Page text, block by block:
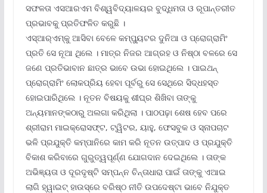
ସଫଳତା ଏସଆରଏମ ବିଶ୍ୱବିଦ୍ୟାଳୟର ବୁଦ୍ଧିମତା ଓ ରୂପାନ୍ତରୀତ
ପ୍ରଭାବକୁ ପ୍ରତିଫଳିତ କରୁଛି ।
ଏସ୍‌ଆର୍‌ଏମ୍‌କୁ ଆସିବା ବେଳେ କମ୍ପ୍ୟୁଟର ଦୁନିଆ ଓ ପ୍ରୋଗ୍ରାମିଂ
ପ୍ରତି ସେ ନୂଆ ଥିଲେ । ମାତ୍ର ନିଜର ଆଗ୍ରହ ଓ ନିଷ୍ଠା ବଳରେ ସେ
ଜଣେ ପ୍ରତିଭାବାନ ଛାତ୍ର ଭାବେ ଉଭା ହୋଇଥିଲେ । ପାଇଥନ୍
ପ୍ରୋଗ୍ରାମିଂ ଲୋକପ୍ରିୟ ହେବା ପୂର୍ବରୁ ସେ ସେଥିରେ ସିଦ୍ଧହସ୍ତ
ହୋଇପାରିଥିଲେ । ନୂତନ ବିଷୟକୁ ଶୀଘ୍ର ଶିଖିବା ତାଙ୍କୁ
ଅନ୍ୟମାନଙ୍କଠାରୁ ଅଲଗା କରିଥିଲା । ପାଠପଢ଼ା ଶେଷ ହେବ ପରେ
ଶ୍ରୀରାମ ମାଇକ୍ରୋସଫ୍‌ଟ, ଟ୍ୱିଟର, ୟାହୁ, ଫେସବୁକ ଓ ସ୍ନାପଚାଟ
ଭଳି ପ୍ରଯୁକ୍ତି କମ୍ପାନିରେ କାମ କରି ନୂତନ ଉତ୍ପାଦ ଓ ପ୍ରଯୁକ୍ତି
ବିକାଶ କରିବାରେ ଗୁରୁତ୍ୱପୂର୍ଣ୍ଣ ଯୋଗଦାନ ଦେଇଥିଲେ । ତାଙ୍କ
ଅଭିଜ୍ଞ୍ୟତା ଓ ଦୂରଦୃଷ୍ଟି ସମ୍ପନ୍ନ ଚିନ୍ତାଧାରା ପାଇଁ ତାଙ୍କୁ ଏଆଇ
ଲାଗି ହ୍ୱାଇଟ୍ ହାଉସ୍‌ରେ ବରିଷ୍ଠ ନୀତି ଉପଦେଷ୍ଟା ଭାବେ ନିଯୁକ୍ତ